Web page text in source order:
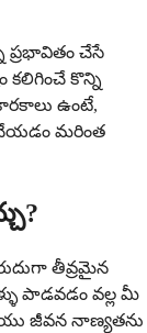
ప్రభావితం చేసే
కలిగించే కొన్ని
ఉంటే,
మరింత
తీవ్రమైన
పాడవడం వల్ల మీ
జీవన నాణ్యతను